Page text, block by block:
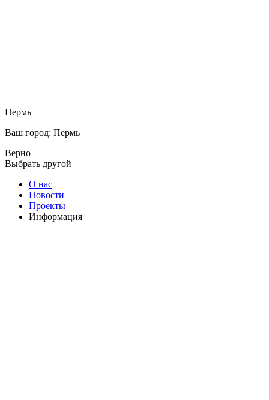
Пермь
Ваш город: Пермь
Верно
Выбрать другой
О нас
Новости
Проекты
Информация